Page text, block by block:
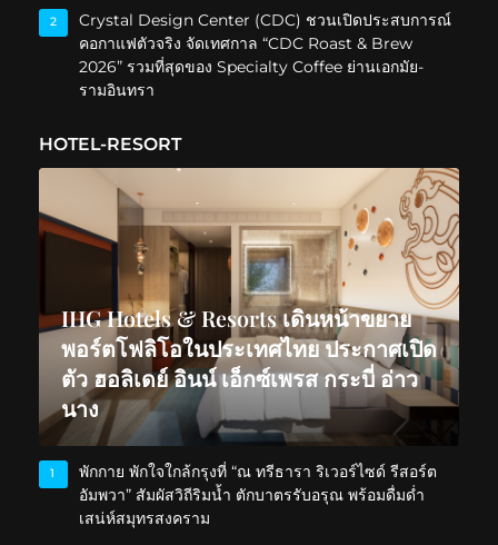
2
Crystal Design Center (CDC) ชวนเปิดประสบการณ์
คอกาแฟตัวจริง จัดเทศกาล “CDC Roast & Brew
2026” รวมที่สุดของ Specialty Coffee ย่านเอกมัย-
รามอินทรา
HOTEL-RESORT
IHG Hotels & Resorts เดินหน้าขยาย
พอร์ตโฟลิโอในประเทศไทย ประกาศเปิด
ตัว ฮอลิเดย์ อินน์ เอ็กซ์เพรส กระบี่ อ่าว
นาง
1
พักกาย พักใจใกล้กรุงที่ “ณ ทรีธารา ริเวอร์ไซด์ รีสอร์ต
อัมพวา” สัมผัสวิถีริมน้ำ ตักบาตรรับอรุณ พร้อมดื่มด่ำ
เสน่ห์สมุทรสงคราม